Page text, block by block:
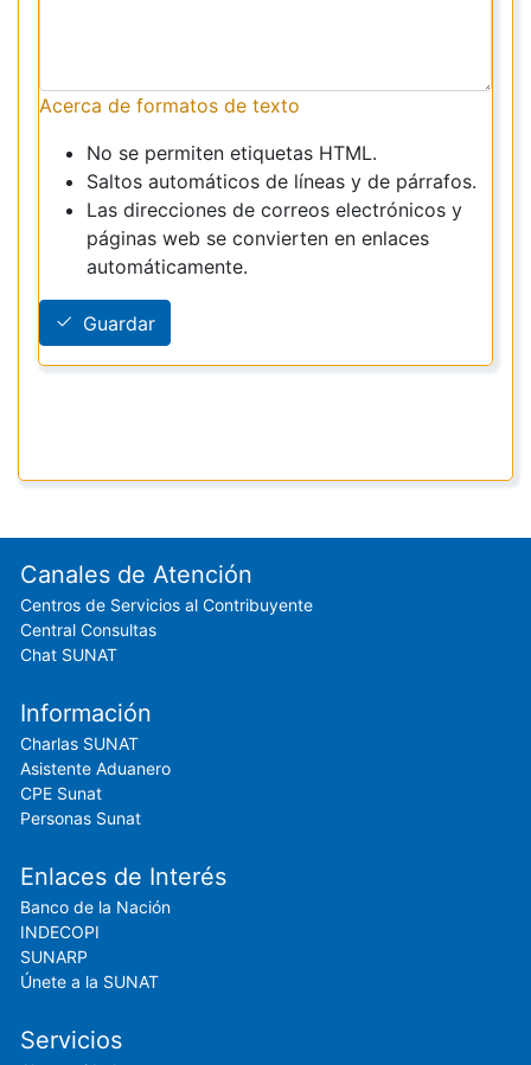
Acerca de formatos de texto
No se permiten etiquetas HTML.
Saltos automáticos de líneas y de párrafos.
Las direcciones de correos electrónicos y
páginas web se convierten en enlaces
automáticamente.
Guardar
Footer menu
Canales de Atención
Centros de Servicios al Contribuyente
Central Consultas
Chat SUNAT
Información
Charlas SUNAT
Asistente Aduanero
CPE Sunat
Personas Sunat
Enlaces de Interés
Banco de la Nación
INDECOPI
SUNARP
Únete a la SUNAT
Servicios